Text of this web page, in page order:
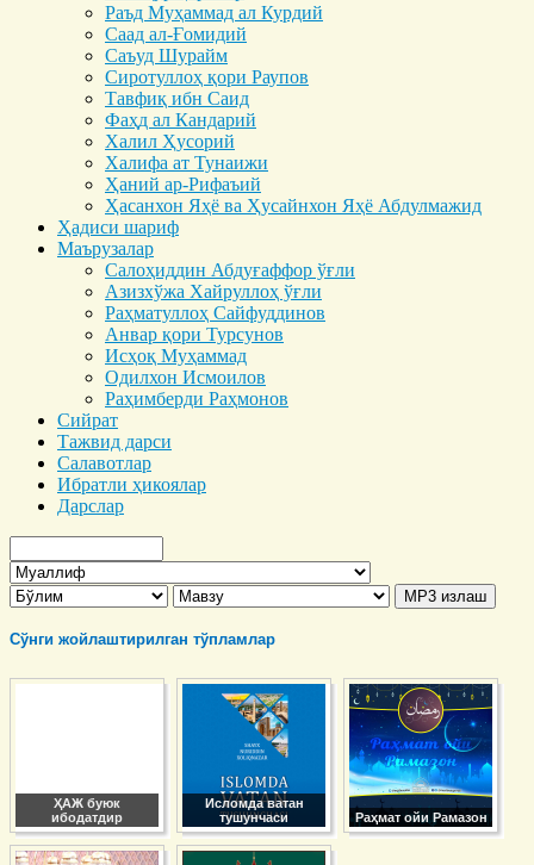
Раъд Муҳаммад ал Курдий
Саад ал-Ғомидий
Саъуд Шурайм
Сиротуллоҳ қори Раупов
Тавфиқ ибн Саид
Фаҳд ал Кандарий
Халил Ҳусорий
Халифа ат Тунаижи
Ҳаний ар-Рифаъий
Ҳасанхон Яҳё ва Ҳусайнхон Яҳё Абдулмажид
Ҳадиси шариф
Маърузалар
Салоҳиддин Абдуғаффор ўғли
Азизхўжа Хайруллоҳ ўғли
Раҳматуллоҳ Сайфуддинов
Анвар қори Турсунов
Исҳоқ Муҳаммад
Одилхон Исмоилов
Раҳимберди Раҳмонов
Сийрат
Тажвид дарси
Салавотлар
Ибратли ҳикоялар
Дарслар
Сўнги жойлаштирилган тўпламлар
ҲАЖ буюк
ибодатдир
Исломда ватан
тушунчаси
Раҳмат ойи Рамазон